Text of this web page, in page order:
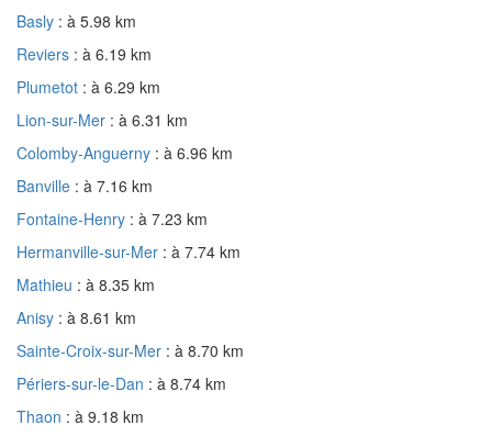
Basly : à 5.98 km
Reviers : à 6.19 km
Plumetot : à 6.29 km
Lion-sur-Mer : à 6.31 km
Colomby-Anguerny : à 6.96 km
Banville : à 7.16 km
Fontaine-Henry : à 7.23 km
Hermanville-sur-Mer : à 7.74 km
Mathieu : à 8.35 km
Anisy : à 8.61 km
Sainte-Croix-sur-Mer : à 8.70 km
Périers-sur-le-Dan : à 8.74 km
Thaon : à 9.18 km